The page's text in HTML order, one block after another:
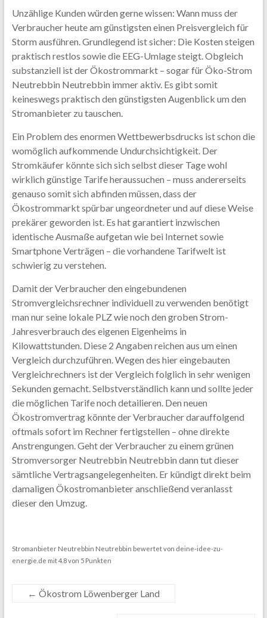
Unzählige Kunden würden gerne wissen: Wann muss der
Verbraucher heute am günstigsten einen Preisvergleich für
Storm ausführen. Grundlegend ist sicher: Die Kosten steigen
praktisch restlos sowie die EEG-Umlage steigt. Obgleich
substanziell ist der Ökostrommarkt – sogar für Öko-Strom
Neutrebbin Neutrebbin immer aktiv. Es gibt somit
keineswegs praktisch den günstigsten Augenblick um den
Stromanbieter zu tauschen.
Ein Problem des enormen Wettbewerbsdrucks ist schon die
womöglich aufkommende Undurchsichtigkeit. Der
Stromkäufer könnte sich sich selbst dieser Tage wohl
wirklich günstige Tarife heraussuchen – muss andererseits
genauso somit sich abfinden müssen, dass der
Ökostrommarkt spürbar ungeordneter und auf diese Weise
prekärer geworden ist. Es hat garantiert inzwischen
identische Ausmaße aufgetan wie bei Internet sowie
Smartphone Verträgen – die vorhandene Tarifwelt ist
schwierig zu verstehen.
Damit der Verbraucher den eingebundenen
Stromvergleichsrechner individuell zu verwenden benötigt
man nur seine lokale PLZ wie noch den groben Strom-
Jahresverbrauch des eigenen Eigenheims in
Kilowattstunden. Diese 2 Angaben reichen aus um einen
Vergleich durchzuführen. Wegen des hier eingebauten
Vergleichrechners ist der Vergleich folglich in sehr wenigen
Sekunden gemacht. Selbstverständlich kann und sollte jeder
die möglichen Tarife noch detailieren. Den neuen
Ökostromvertrag könnte der Verbraucher darauffolgend
oftmals sofort im Rechner fertigstellen – ohne direkte
Anstrengungen. Geht der Verbraucher zu einem grünen
Stromversorger Neutrebbin Neutrebbin dann tut dieser
sämtliche Vertragsangelegenheiten. Er kündigt direkt beim
damaligen Ökostromanbieter anschließend veranlasst
dieser den Umzug.
Stromanbieter Neutrebbin Neutrebbin bewertet von deine-idee-zu-
energie.de mit4.8von 5 Punkten
← Ökostrom Löwenberger Land